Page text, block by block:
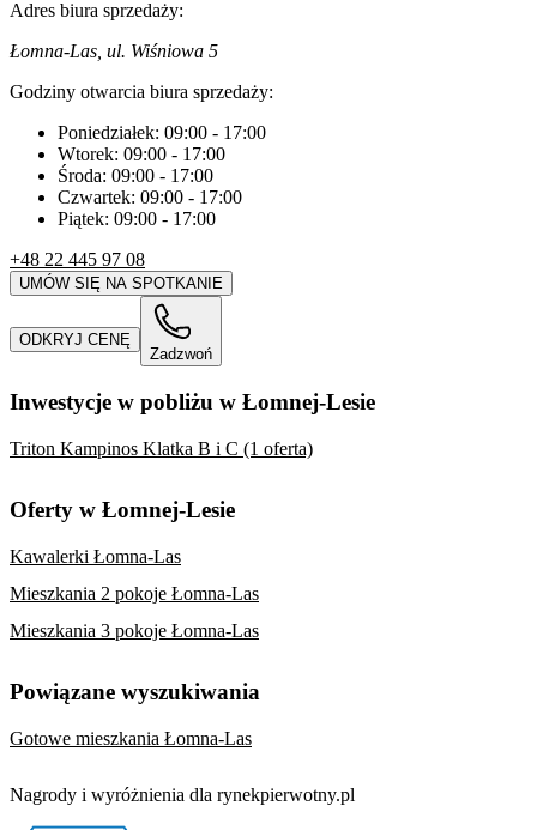
Adres biura sprzedaży:
Łomna-Las, ul. Wiśniowa 5
Godziny otwarcia biura sprzedaży:
Poniedziałek: 09:00 - 17:00
Wtorek: 09:00 - 17:00
Środa: 09:00 - 17:00
Czwartek: 09:00 - 17:00
Piątek: 09:00 - 17:00
+48 22 445 97 08
UMÓW SIĘ NA SPOTKANIE
ODKRYJ CENĘ
Zadzwoń
Inwestycje w pobliżu w Łomnej-Lesie
Triton Kampinos Klatka B i C (1 oferta)
Oferty w Łomnej-Lesie
Kawalerki Łomna-Las
Mieszkania 2 pokoje Łomna-Las
Mieszkania 3 pokoje Łomna-Las
Powiązane wyszukiwania
Gotowe mieszkania Łomna-Las
Nagrody i wyróżnienia dla rynekpierwotny.pl